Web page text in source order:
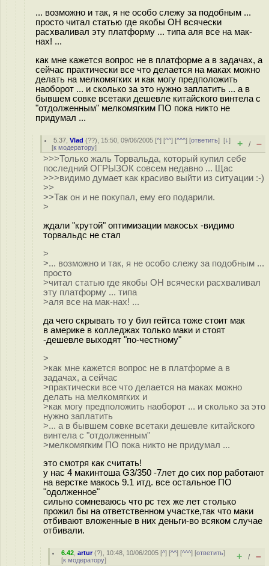
... возможно и так, я не особо слежу за подобным ...
просто читал статью где якобы ОН всячески
расхваливал эту платформу ... типа аля все на мак-
нах! ...
как мне кажется вопрос не в платформе а в задачах, а
сейчас практически все что делается на маках можно
делать на мелкомягких и как могу предположить
наоборот ... и сколько за это нужно заплатить ... а в
бывшем совке всетаки дешевле китайского винтела с
"отдолженным" мелкомягким ПО пока никто не
придумал ...
5.37 ,Vlad (??), 15:50, 09/06/2005 [^] [^^] [^^^] [ответить][↓]
[к модератору] + / –
>>>Только жаль Торвальда, который купил себе
последний ОГРЫЗОК совсем недавно ... Щас
>>>видимо думает как красиво выйти из ситуации :-)
>>
>>Так он и не покупал, ему его подарили.
>
ждали "крутой" оптимизации макосьх -видимо
торвальдс не стал
>
>... возможно и так, я не особо слежу за подобным ...
просто
>читал статью где якобы ОН всячески расхваливал
эту платформу ... типа
>аля все на мак-нах! ...
да чего скрывать то у бил гейтса тоже стоит мак
в америке в колледжах только маки и стоят
-дешевле выходят "по-честному"
>
>как мне кажется вопрос не в платформе а в
задачах, а сейчас
>практически все что делается на маках можно
делать на мелкомягких и
>как могу предположить наоборот ... и сколько за это
нужно заплатить
>... а в бывшем совке всетаки дешевле китайского
винтела с "отдолженным"
>мелкомягким ПО пока никто не придумал ...
это смотря как считать!
у нас 4 макинтоша G3/350 -7лет до сих пор работают
на верстке макось 9.1 итд. все остальное ПО
"одолженное"
сильно сомневаюсь что pc тех же лет столько
прожил бы на ответственном участке,так что маки
отбивают вложенные в них деньги-во всяком случае
отбивали.
6.42 ,artur(?), 10:48, 10/06/2005 [^] [^^] [^^^] [ответить]
[к модератору] + / –